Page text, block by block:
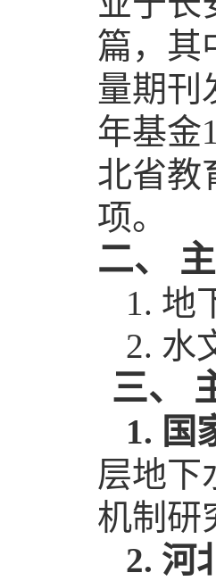
篇，其
量期刊
年基金
北省教
项。
二、
1. 地
2. 水
三、
1. 国
层地下
机制研
2. 河